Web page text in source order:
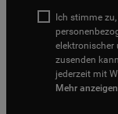
Ich stimme
elektronischer
zusenden
jederzeit mit
Mehr anzeigen